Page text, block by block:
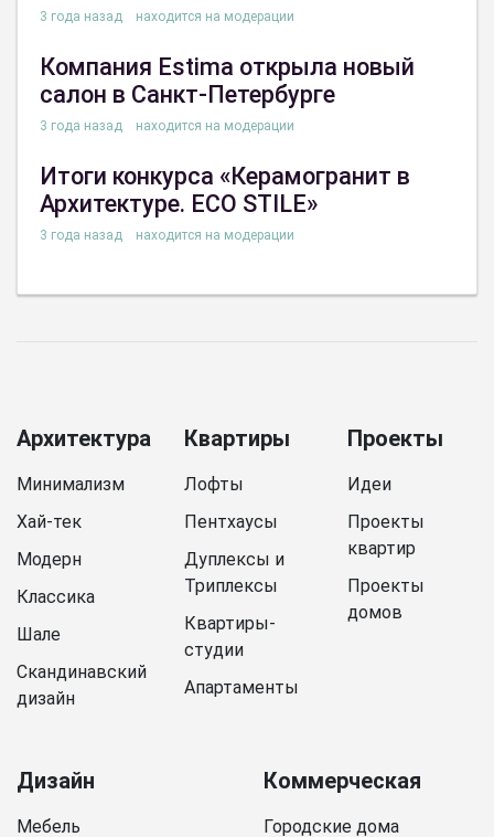
3 года назад находится на модерации
Компания Estima открыла новый
салон в Санкт-Петербурге
3 года назад находится на модерации
Итоги конкурса «Керамогранит в
Архитектуре. ECO STILE»
3 года назад находится на модерации
Архитектура
Минимализм
Хай-тек
Модерн
Классика
Шале
Скандинавский
дизайн
Квартиры
Лофты
Пентхаусы
Дуплексы и
Триплексы
Квартиры-
студии
Апартаменты
Проекты
Идеи
Проекты
квартир
Проекты
домов
Дизайн
Мебель
Коммерческая
Городские дома